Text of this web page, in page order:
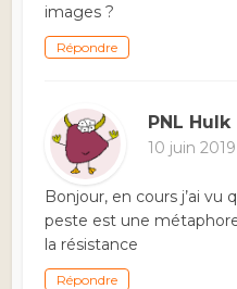
images ?
Répondre
PNL Hulk
10 juin
Bonjour, en cours j’ai vu
peste est une
la résistance
Répondre